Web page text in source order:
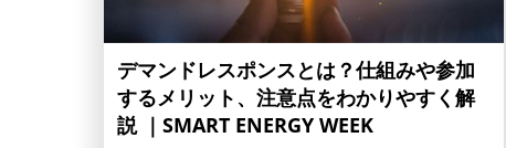
デマンドレスポンスとは？仕組みや参加
するメリット、注意点をわかりやすく解
説 ｜SMART ENERGY WEEK